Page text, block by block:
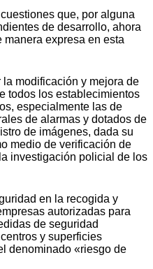
que, por alguna
de desarrollo, ahora
manera expresa en esta
modificación y mejora de
todos los establecimientos
especialmente las de
de alarmas y dotados de
de imágenes, dada su
medio de verificación de
investigación policial de los
en la recogida y
autorizadas para
de seguridad
y superficies
denominado «riesgo de